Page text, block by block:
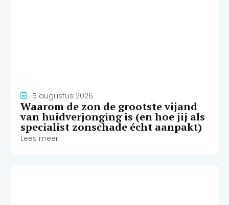
5 augustus 2026
Waarom de zon de grootste vijand
van huidverjonging is (en hoe jij als
specialist zonschade écht aanpakt)
Lees meer